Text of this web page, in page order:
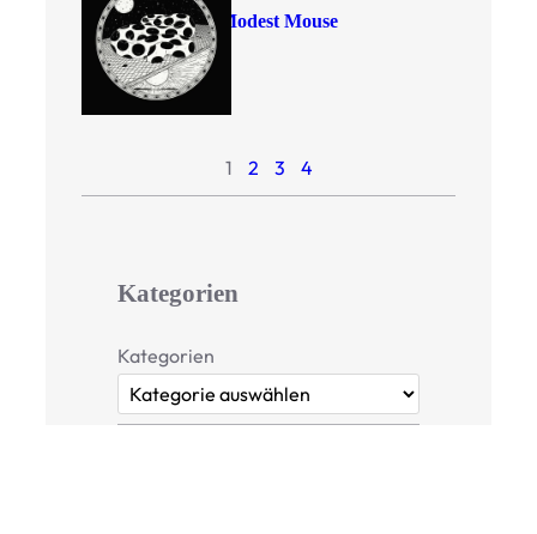
Modest Mouse
1 2 3 4
Kategorien
Kategorien